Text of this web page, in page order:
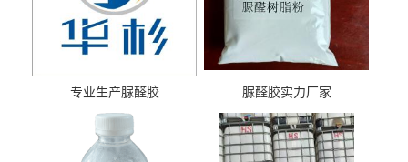
专业生产脲醛胶 脲醛胶实力厂家